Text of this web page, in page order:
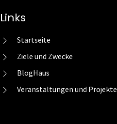
Links
Startseite
Ziele und Zwecke
BlogHaus
Veranstaltungen und Projekte